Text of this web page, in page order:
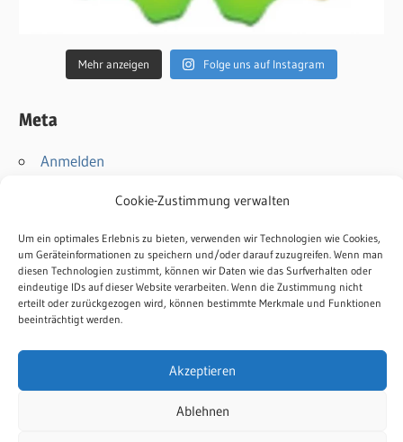
Cookie-Zustimmung verwalten
Um ein optimales Erlebnis zu bieten, verwenden wir Technologien wie Cookies,
um Geräteinformationen zu speichern und/oder darauf zuzugreifen. Wenn man
diesen Technologien zustimmt, können wir Daten wie das Surfverhalten oder
eindeutige IDs auf dieser Website verarbeiten. Wenn die Zustimmung nicht
erteilt oder zurückgezogen wird, können bestimmte Merkmale und Funktionen
beeinträchtigt werden.
Akzeptieren
Ablehnen
Mehr anzeigen Folge uns auf Instagram
Meta
Anmelden
WordPress.org
Kontakt
Impressum